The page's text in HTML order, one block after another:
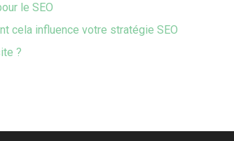
le SEO
cela influence votre stratégie SEO
?